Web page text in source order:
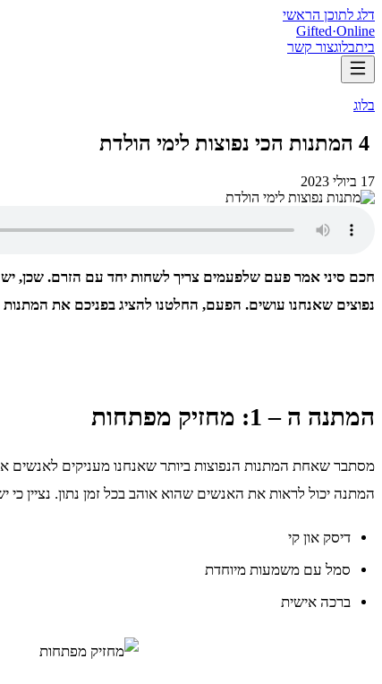
דלג לתוכן הראשי
Gifted·Online
ביתבלוגצור קשר
בלוג
17 ביולי 2023
חכם סיני אמר פעם שלפעמים צריך לשחות יחד עם הזרם. שכן,
נפוצים שאנחנו עושים. הפעם, החלטנו להציג בפניכם את המתנות הנבחרות ביותר
המתנה ה – 1: מחזיק מפתחות
מסתבר שאחת המתנות הנפוצות ביותר שאנחנו מעניקים לאנשים
המתנה יכול לראות את האנשים שהוא אוהב בכל זמן נתון. נציין
דיסק און קי
סמל עם משמעות מיוחדת
ברכה אישית